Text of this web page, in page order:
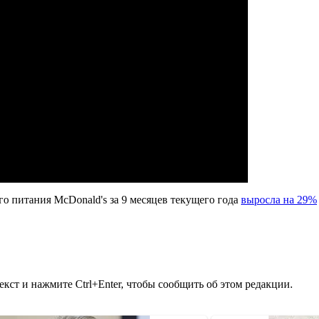
питания McDonald's за 9 месяцев текущего года выросла на 29%
и нажмите Ctrl+Enter, чтобы сообщить об этом редакции.